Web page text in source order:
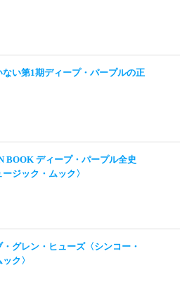
ない第1期ディープ・パープルの正
BOOK ディープ・パープル全史
ージック・ムック〉
グレン・ヒューズ〈シンコー・
ク〉